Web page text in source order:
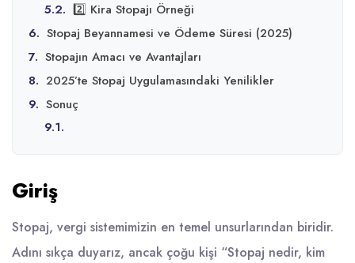
5.2. 2️⃣ Kira Stopajı Örneği
6. Stopaj Beyannamesi ve Ödeme Süresi (2025)
7. Stopajın Amacı ve Avantajları
8. 2025’te Stopaj Uygulamasındaki Yenilikler
9. Sonuç
9.1.
Giriş
Stopaj, vergi sistemimizin en temel unsurlarından biridir.
Adını sıkça duyarız, ancak çoğu kişi “Stopaj nedir, kim